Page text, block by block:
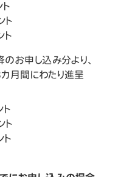
ト
ト
お申し込み分より、
月間にわたり進呈
ト
ト